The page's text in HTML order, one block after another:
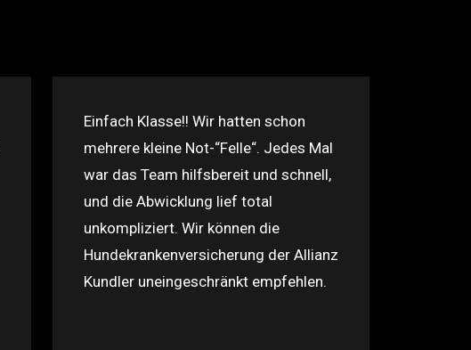
Einfach Klasse!! Wir hatten schon
mehrere kleine Not-“Felle“. Jedes Mal
war das Team hilfsbereit und schnell,
und die Abwicklung lief total
unkompliziert. Wir können die
Hundekrankenversicherung der Allianz
Kundler uneingeschränkt empfehlen.